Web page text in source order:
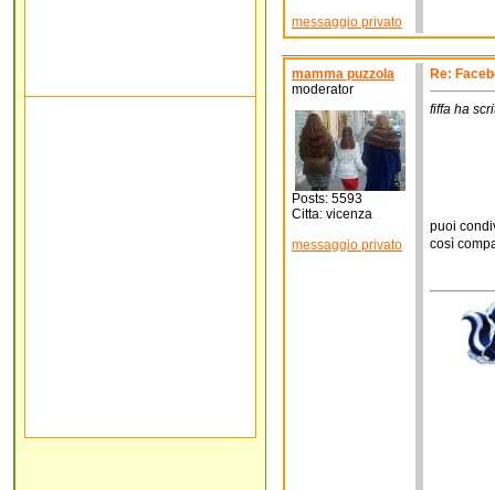
messaggio privato
mamma puzzola
moderator
Posts: 5593
Citta: vicenza
messaggio privato
Re:
fiffa ha
puoi
così